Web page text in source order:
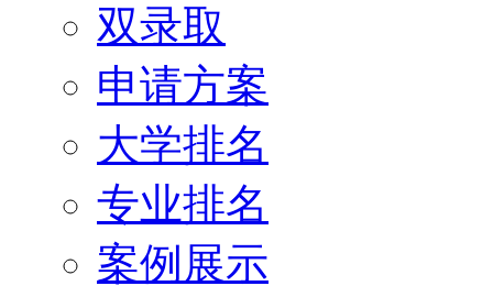
双录取
申请方案
大学排名
专业排名
案例展示